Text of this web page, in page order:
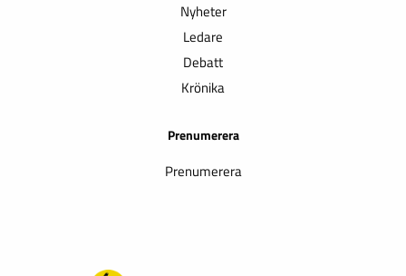
Nyheter
Ledare
Debatt
Krönika
Prenumerera
Prenumerera